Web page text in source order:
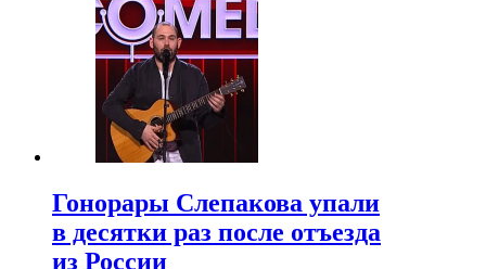
Гонорары Слепакова упали
в десятки раз после отъезда
из России